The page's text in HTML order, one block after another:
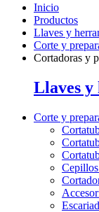
Inicio
Productos
Llaves y
Corte y
Cortadoras y
Llaves y
Corte y